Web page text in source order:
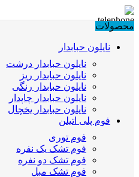
محصولات
نایلون حبابدار
نایلون حبابدار درشت
نایلون حبابدار ریز
نایلون حبابدار رنگی
نایلون حبابدار چاپدار
نایلون حبابدار یخچال
فوم پلی اتیلن
فوم توری
فوم تشک یک نفره
فوم تشک دو نفره
فوم تشک مبل